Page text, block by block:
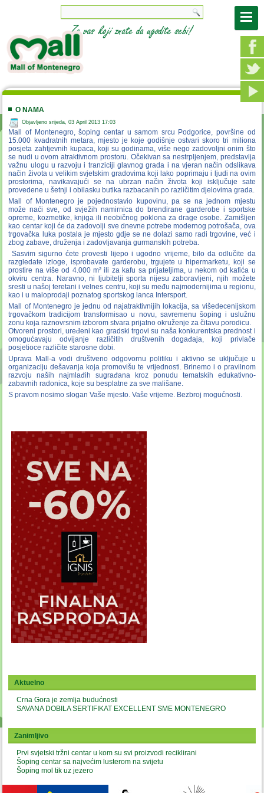
O NAMA
Objavljeno srijeda, 03 April 2013 17:03
Mall of Montenegro, šoping centar u samom srcu Podgorice, površine od
15.000 kvadratnih metara, mjesto je koje godišnje ostvari skoro tri miliona
posjeta zahtjevnih kupaca, koji su godinama, više nego zadovoljni onim što
se nudi u ovom atraktivnom prostoru. Očekivan sa nestrpljenjem, predstavlja
važnu ulogu u razvoju i tranziciji glavnog grada i na vjeran način odslikava
način života u velikim svjetskim gradovima koji lako poprimaju i ljudi na ovim
prostorima, navikavajući se na ubrzan način života koji isključuje sate
provedene u šetnji i obilasku butika razbacanih po različitim djelovima grada.
Mall of Montenegro je pojednostavio kupovinu, pa se na jednom mjestu
može naći sve, od svježih namirnica do brendirane garderobe i sportske
opreme, kozmetike, knjiga ili neobičnog poklona za drage osobe. Zamišljen
kao centar koji će da zadovolji sve dnevne potrebe modernog potrošača, ova
trgovačka luka postala je mjesto gdje se ne dolazi samo radi trgovine, već i
zbog zabave, druženja i zadovljavanja gurmanskih potreba.
Sasvim sigurno ćete provesti lijepo i ugodno vrijeme, bilo da odlučite da
razgledate izloge, isprobavate garderobu, trgujete u hipermarketu, koji se
prostire na više od 4.000 m² ili za kafu sa prijateljima, u nekom od kafića u
okviru centra. Naravno, ni ljubitelji sporta nijesu zaboravljeni, njih možete
sresti u našoj teretani i velnes centru, koji su među najmodernijima u regionu,
kao i u maloprodaji poznatog sportskog lanca Intersport.
Mall of Montenegro je jednu od najatraktivnijih lokacija, sa višedecenijskom
trgovačkom tradicijom transformisao u novu, savremenu šoping i uslužnu
zonu koja raznovrsnim izborom stvara prijatno okruženje za čitavu porodicu.
Otvoreni prostori, uređeni kao gradski trgovi su naša konkurentska prednost i
omogućavaju odvijanje različitih društvenih događaja, koji privlače
posjetioce različite starosne dobi.
Uprava Mall-a vodi društveno odgovornu politiku i aktivno se uključuje u
organizaciju dešavanja koja promovišu te vrijednosti. Brinemo i o pravilnom
razvoju naših najmlađih sugrađana kroz ponudu tematskih edukativno-
zabavnih radonica, koje su besplatne za sve mališane.
S pravom nosimo slogan Vaše mjesto. Vaše vrijeme. Bezbroj mogućnosti.
Aktuelno
Crna Gora je zemlja budućnosti
SAVANA DOBILA SERTIFIKAT EXCELLENT SME MONTENEGRO
Zanimljivo
Prvi svjetski tržni centar u kom su svi proizvodi reciklirani
Šoping centar sa najvećim lusterom na svijetu
Šoping mol tik uz jezero